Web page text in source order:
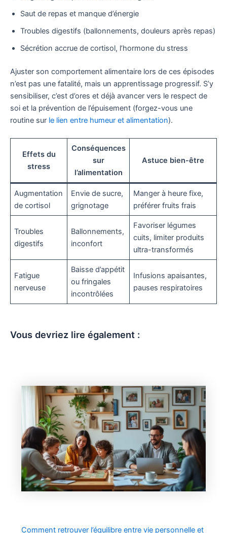
Saut de repas et manque d’énergie
Troubles digestifs (ballonnements, douleurs après repas)
Sécrétion accrue de cortisol, l’hormone du stress
Ajuster son comportement alimentaire lors de ces épisodes
n’est pas une fatalité, mais un apprentissage progressif. S’y
sensibiliser, c’est d’ores et déjà avancer vers le respect de
soi et la prévention de l’épuisement (forgez-vous une
routine sur le lien entre humeur et alimentation).
Effets du
stress
Conséquences
sur
l’alimentation
Astuce bien-être
Augmentation
de cortisol
Envie de sucre,
grignotage
Manger à heure fixe,
préférer fruits frais
Troubles
digestifs
Ballonnements,
inconfort
Favoriser légumes
cuits, limiter produits
ultra-transformés
Fatigue
nerveuse
Baisse d’appétit
ou fringales
incontrôlées
Infusions apaisantes,
pauses respiratoires
Vous devriez lire également :
Comment retrouver l’équilibre entre vie personnelle et